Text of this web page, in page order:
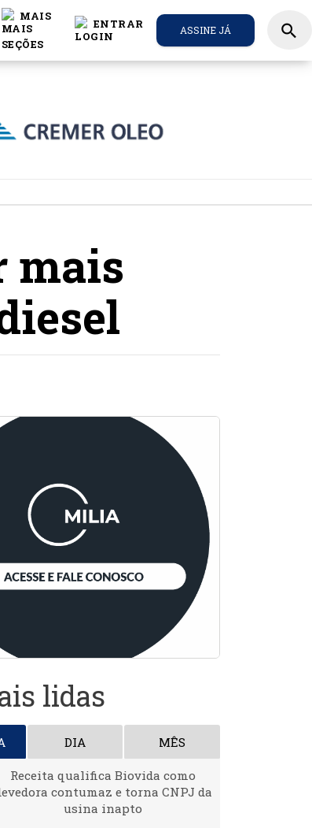
MAIS
ENTRAR ASSINE JÁ search
mais
lidas
DIA MÊS
Receita qualifica Biovida como
contumaz e torna CNPJ da
usina inapto